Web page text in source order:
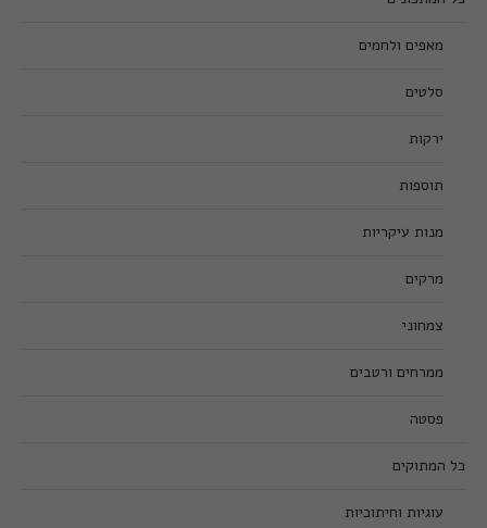
מאפים ולחמים
סלטים
ירקות
תוספות
מנות עיקריות
מרקים
צמחוני
ממרחים ורטבים
פסטה
כל המתוקים
עוגיות וחיתוכיות